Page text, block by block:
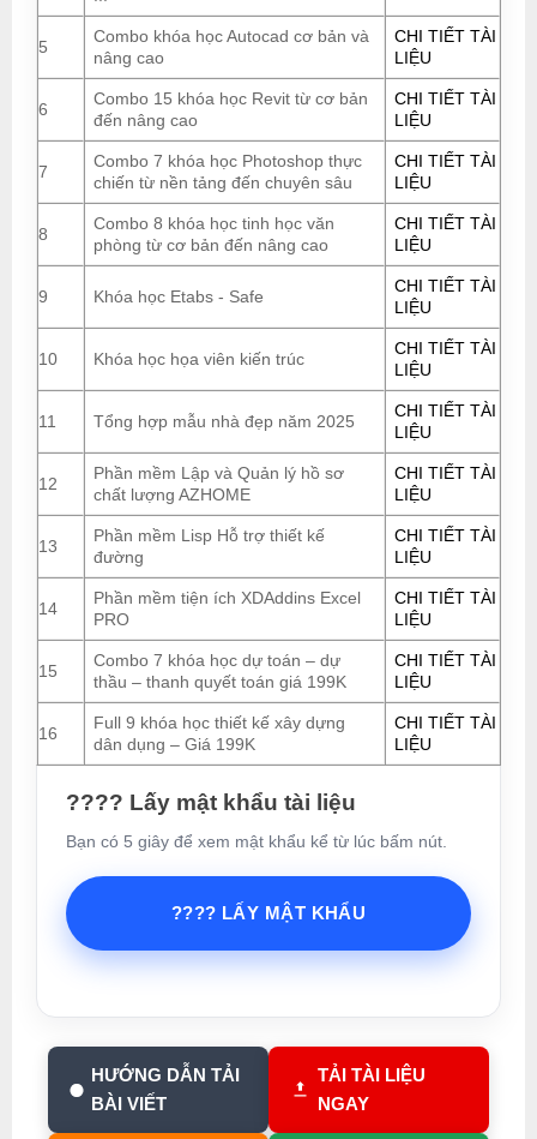
5
Combo khóa học Autocad cơ bản và
nâng cao
CHI TIẾT TÀI
LIỆU
6
Combo 15 khóa học Revit từ cơ bản
đến nâng cao
CHI TIẾT TÀI
LIỆU
7
Combo 7 khóa học Photoshop thực
chiến từ nền tảng đến chuyên sâu
CHI TIẾT TÀI
LIỆU
8
Combo 8 khóa học tinh học văn
phòng từ cơ bản đến nâng cao
CHI TIẾT TÀI
LIỆU
9 Khóa học Etabs - Safe
CHI TIẾT TÀI
LIỆU
10 Khóa học họa viên kiến trúc
CHI TIẾT TÀI
LIỆU
11 Tổng hợp mẫu nhà đẹp năm 2025
CHI TIẾT TÀI
LIỆU
12
Phần mềm Lập và Quản lý hồ sơ
chất lượng AZHOME
CHI TIẾT TÀI
LIỆU
13
Phần mềm Lisp Hỗ trợ thiết kế
đường
CHI TIẾT TÀI
LIỆU
14
Phần mềm tiện ích XDAddins Excel
PRO
CHI TIẾT TÀI
LIỆU
15
Combo 7 khóa học dự toán – dự
thầu – thanh quyết toán giá 199K
CHI TIẾT TÀI
LIỆU
16
Full 9 khóa học thiết kế xây dựng
dân dụng – Giá 199K
CHI TIẾT TÀI
LIỆU
???? Lấy mật khẩu tài liệu
Bạn có 5 giây để xem mật khẩu kể từ lúc bấm nút.
???? LẤY MẬT KHẨU
HƯỚNG DẪN TẢI
BÀI VIẾT
TẢI TÀI LIỆU
NGAY